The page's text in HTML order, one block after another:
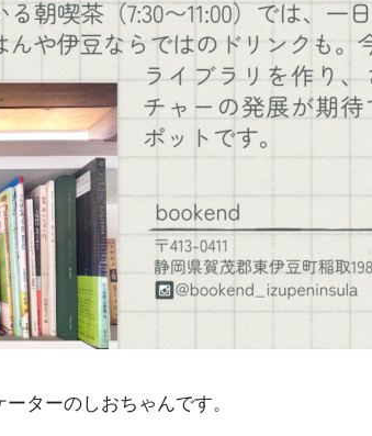
ターのしおちゃんです。